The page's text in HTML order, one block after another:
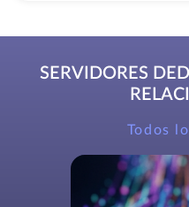
SERVIDORES
Todos